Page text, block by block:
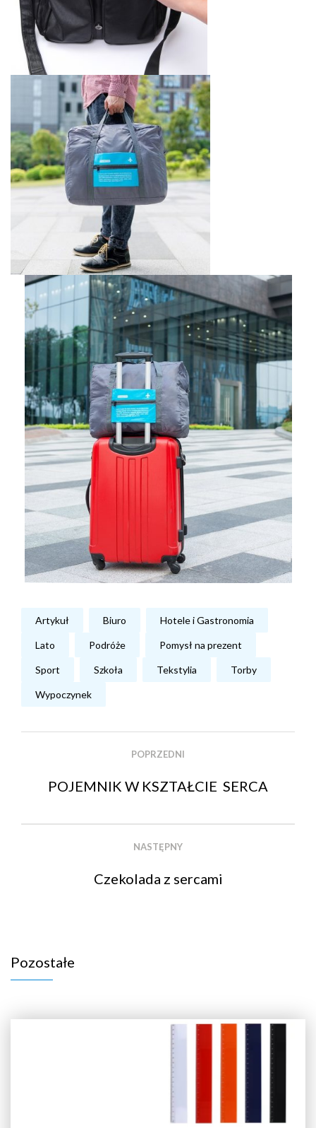
Artykuł Biuro Hotele i Gastronomia
Lato Podróże Pomysł na prezent
Sport Szkoła Tekstylia Torby
Wypoczynek
POPRZEDNI
POJEMNIK W KSZTAŁCIE SERCA
NASTĘPNY
Czekolada z sercami
Pozostałe